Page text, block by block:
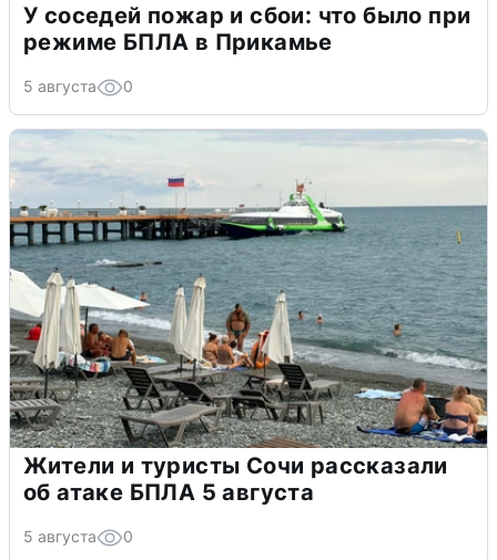
У соседей пожар и сбои: что было при
режиме БПЛА в Прикамье
5 августа 0
Жители и туристы Сочи рассказали
об атаке БПЛА 5 августа
5 августа 0